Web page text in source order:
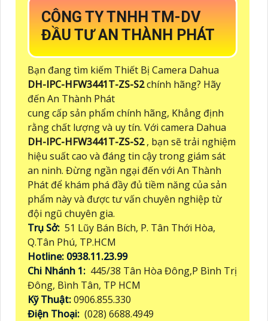
CÔNG TY TNHH TM-DV
ĐẦU TƯ AN THÀNH PHÁT
Bạn đang tìm kiếm Thiết Bị Camera Dahua
DH-IPC-HFW3441T-ZS-S2chính hãng? Hãy
đến An Thành Phát
cung cấp sản phẩm chính hãng, Khẳng định
rằng chất lượng và uy tín. Với camera Dahua
DH-IPC-HFW3441T-ZS-S2, bạn sẽ trải nghiệm
hiệu suất cao và đáng tin cậy trong giám sát
an ninh. Đừng ngần ngại đến với An Thành
Phát để khám phá đầy đủ tiềm năng của sản
phẩm này và được tư vấn chuyên nghiệp từ
đội ngũ chuyên gia.
Trụ Sở: 51 Lũy Bán Bích, P. Tân Thới Hòa,
Q.Tân Phú, TP.HCM
Hotline: 0938.11.23.99
Chi Nhánh 1: 445/38 Tân Hòa Đông,P Bình Trị
Đông, Bình Tân, TP HCM
Kỹ Thuật:0906.855.330
Điện Thoại: (028) 6688.4949